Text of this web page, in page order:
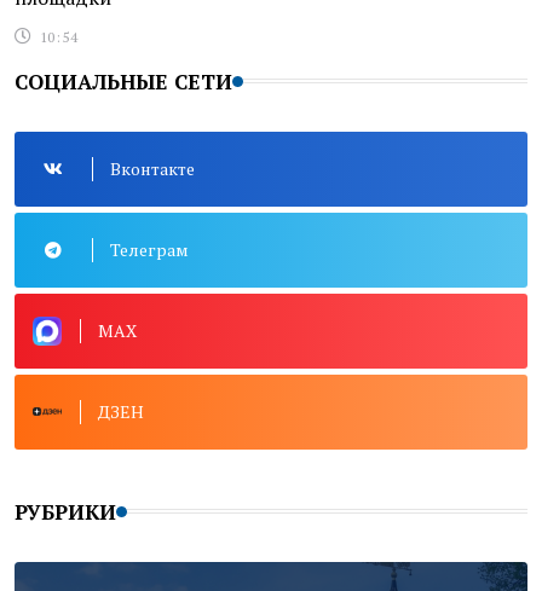
10:54
СОЦИАЛЬНЫЕ СЕТИ
Вконтакте
Телеграм
MAX
ДЗЕН
РУБРИКИ